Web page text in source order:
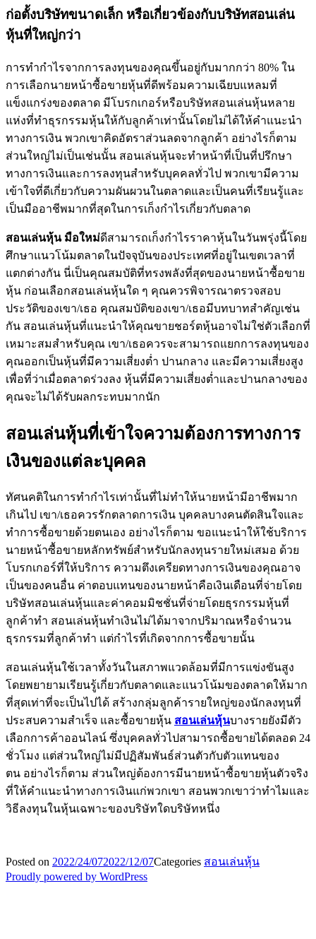
ก่อตั้งบริษัทขนาดเล็ก หรือเกี่ยวข้องกับบริษัทสอนเล่น
หุ้นที่ใหญ่กว่า
การทำกำไรจากการลงทุนของคุณขึ้นอยู่กับมากกว่า 80% ใน
การเลือกนายหน้าซื้อขายหุ้นที่ดีพร้อมความเฉียบแหลมที่
แข็งแกร่งของตลาด มีโบรกเกอร์หรือบริษัทสอนเล่นหุ้นหลาย
แห่งที่ทำธุรกรรมหุ้นให้กับลูกค้าเท่านั้นโดยไม่ได้ให้คำแนะนำ
ทางการเงิน พวกเขาคิดอัตราส่วนลดจากลูกค้า อย่างไรก็ตาม
ส่วนใหญ่ไม่เป็นเช่นนั้น สอนเล่นหุ้นจะทำหน้าที่เป็นที่ปรึกษา
ทางการเงินและการลงทุนสำหรับบุคคลทั่วไป พวกเขามีความ
เข้าใจที่ดีเกี่ยวกับความผันผวนในตลาดและเป็นคนที่เรียนรู้และ
เป็นมืออาชีพมากที่สุดในการเก็งกำไรเกี่ยวกับตลาด
สอนเล่นหุ้น มือใหม่ดีสามารถเก็งกำไรราคาหุ้นในวันพรุ่งนี้โดย
ศึกษาแนวโน้มตลาดในปัจจุบันของประเทศที่อยู่ในเขตเวลาที่
แตกต่างกัน นี่เป็นคุณสมบัติที่ทรงพลังที่สุดของนายหน้าซื้อขาย
หุ้น ก่อนเลือกสอนเล่นหุ้นใด ๆ คุณควรพิจารณาตรวจสอบ
ประวัติของเขา/เธอ คุณสมบัติของเขา/เธอมีบทบาทสำคัญเช่น
กัน สอนเล่นหุ้นที่แนะนำให้คุณขายชอร์ตหุ้นอาจไม่ใช่ตัวเลือกที่
เหมาะสมสำหรับคุณ เขา/เธอควรจะสามารถแยกการลงทุนของ
คุณออกเป็นหุ้นที่มีความเสี่ยงต่ำ ปานกลาง และมีความเสี่ยงสูง
เพื่อที่ว่าเมื่อตลาดร่วงลง หุ้นที่มีความเสี่ยงต่ำและปานกลางของ
คุณจะไม่ได้รับผลกระทบมากนัก
สอนเล่นหุ้นที่เข้าใจความต้องการทางการ
เงินของแต่ละบุคคล
ทัศนคติในการทำกำไรเท่านั้นที่ไม่ทำให้นายหน้ามีอาชีพมาก
เกินไป เขา/เธอควรรักตลาดการเงิน บุคคลบางคนตัดสินใจและ
ทำการซื้อขายด้วยตนเอง อย่างไรก็ตาม ขอแนะนำให้ใช้บริการ
นายหน้าซื้อขายหลักทรัพย์สำหรับนักลงทุนรายใหม่เสมอ ด้วย
โบรกเกอร์ที่ให้บริการ ความตึงเครียดทางการเงินของคุณอาจ
เป็นของคนอื่น ค่าตอบแทนของนายหน้าคือเงินเดือนที่จ่ายโดย
บริษัทสอนเล่นหุ้นและค่าคอมมิชชั่นที่จ่ายโดยธุรกรรมหุ้นที่
ลูกค้าทำ สอนเล่นหุ้นทำเงินไม่ได้มาจากปริมาณหรือจำนวน
ธุรกรรมที่ลูกค้าทำ แต่กำไรที่เกิดจากการซื้อขายนั้น
สอนเล่นหุ้นใช้เวลาทั้งวันในสภาพแวดล้อมที่มีการแข่งขันสูง
โดยพยายามเรียนรู้เกี่ยวกับตลาดและแนวโน้มของตลาดให้มาก
ที่สุดเท่าที่จะเป็นไปได้ สร้างกลุ่มลูกค้ารายใหญ่ของนักลงทุนที่
ประสบความสำเร็จ และซื้อขายหุ้น สอนเล่นหุ้นบางรายยังมีตัว
เลือกการค้าออนไลน์ ซึ่งบุคคลทั่วไปสามารถซื้อขายได้ตลอด 24
ชั่วโมง แต่ส่วนใหญ่ไม่มีปฏิสัมพันธ์ส่วนตัวกับตัวแทนของ
ตน อย่างไรก็ตาม ส่วนใหญ่ต้องการมีนายหน้าซื้อขายหุ้นตัวจริง
ที่ให้คำแนะนำทางการเงินแก่พวกเขา สอนพวกเขาว่าทำไมและ
วิธีลงทุนในหุ้นเฉพาะของบริษัทใดบริษัทหนึ่ง
Posted on 2022/24/072022/12/07Categories สอนเล่นหุ้น
Proudly powered by WordPress